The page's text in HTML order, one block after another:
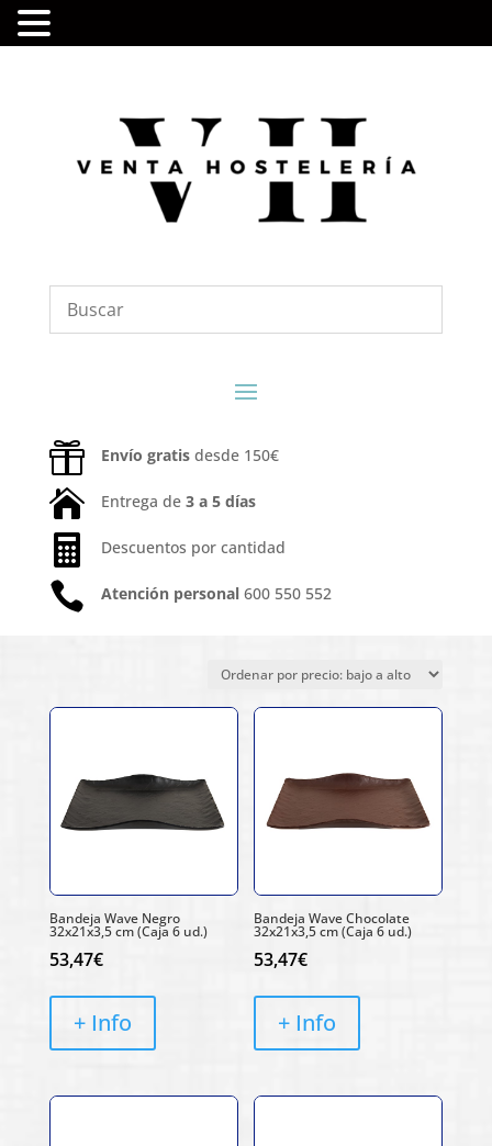
 Envío gratisdesde 150€
 Entrega de 3 a 5 días
 Descuentos por cantidad
 Atención personal600 550 552
precio:
bajo
Bandeja Wave Negro
32x21x3,5 cm (Caja 6 ud.)
53,47€
+ Info
Bandeja Wave Chocolate
32x21x3,5 cm (Caja 6 ud.)
53,47€
+ Info